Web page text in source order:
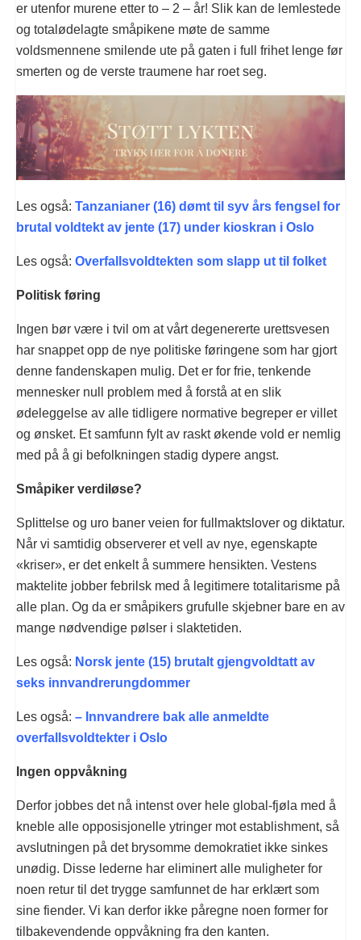
er utenfor murene etter to – 2 – år! Slik kan de lemlestede
og totalødelagte småpikene møte de samme
voldsmennene smilende ute på gaten i full frihet lenge før
smerten og de verste traumene har roet seg.
Les også: Tanzanianer (16) dømt til syv års fengsel for
brutal voldtekt av jente (17) under kioskran i Oslo
Les også: Overfallsvoldtekten som slapp ut til folket
Politisk føring
Ingen bør være i tvil om at vårt degenererte urettsvesen
har snappet opp de nye politiske føringene som har gjort
denne fandenskapen mulig. Det er for frie, tenkende
mennesker null problem med å forstå at en slik
ødeleggelse av alle tidligere normative begreper er villet
og ønsket. Et samfunn fylt av raskt økende vold er nemlig
med på å gi befolkningen stadig dypere angst.
Småpiker verdiløse?
Splittelse og uro baner veien for fullmaktslover og diktatur.
Når vi samtidig observerer et vell av nye, egenskapte
«kriser», er det enkelt å summere hensikten. Vestens
maktelite jobber febrilsk med å legitimere totalitarisme på
alle plan. Og da er småpikers grufulle skjebner bare en av
mange nødvendige pølser i slaktetiden.
Les også: Norsk jente (15) brutalt gjengvoldtatt av
seks innvandrerungdommer
Les også: – Innvandrere bak alle anmeldte
overfallsvoldtekter i Oslo
Ingen oppvåkning
Derfor jobbes det nå intenst over hele global-fjøla med å
kneble alle opposisjonelle ytringer mot establishment, så
avslutningen på det brysomme demokratiet ikke sinkes
unødig. Disse lederne har eliminert alle muligheter for
noen retur til det trygge samfunnet de har erklært som
sine fiender. Vi kan derfor ikke påregne noen former for
tilbakevendende oppvåkning fra den kanten.